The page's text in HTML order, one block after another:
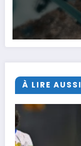
À LIRE AUSSI